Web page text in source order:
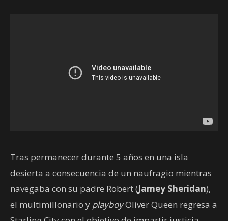
Tras permanecer durante 5 años en una isla
desierta a consecuencia de un naufragio mientras
navegaba con su padre Robert (Jamey Sheridan),
el multimillonario y playboyOliver Queen regresa a